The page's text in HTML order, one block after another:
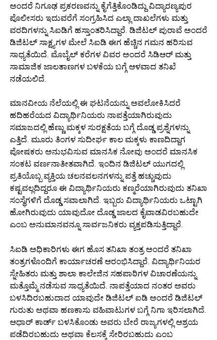
ಅಂದರೆ ನಿಗೂಢ ಪ್ರಕರಣವನ್ನು ಕೈಗೆತ್ತಿಕೊಂಡಿದ್ದು ವಿದ್ಯಾರಣ್ಯಪುರ
ಪೊಲೀಸರು ಇದುವರೆಗೆ ಸಂಗ್ರಹಿಸಿದ ಎಲ್ಲಾ ದಾಖಲೆಗಳು ಮತ್ತು
ವರದಿಗಳನ್ನು ಸಿಐಡಿಗೆ ಹಸ್ತಾಂತರಿಸಿದ್ದಾರೆ. ಡಿಜಿಟಲ್ ಪುರಾವೆ ಅಂದರೆ
ಡಿಜಿಟಲ್ ಸಾಕ್ಷ್ಯಗಳ ಮೇಲೆ ಸಿಐಡಿ ಈಗ ಹೆಚ್ಚಿನ ಗಮನ ಹರಿಸುವ
ಸಾಧ್ಯತೆಯಿದೆ. ಮೊಬೈಲ್ ಕರೆಗಳ ವಿವರ ಅಂದರೆ ಸಿಡಿಆರ್ ಮತ್ತು
ಸಾಮಾಜಿಕ ಜಾಲತಾಣಗಳ ಬಳಕೆಯ ಬಗ್ಗೆ ಆಳವಾದ ತನಿಖೆ
ನಡೆಯಲಿದೆ.
ಮಾನವೀಯ ನೆಲೆಯಲ್ಲಿ ಈ ಘಟನೆಯನ್ನು ಅವಲೋಕಿಸಿದರೆ
ಹದಿಹರೆಯದ ವಿದ್ಯಾರ್ಥಿನಿಯರು ನಾಪತ್ತೆಯಾಗಿರುವುದು
ಸಮಾಜದಲ್ಲಿ ಹೆಣ್ಣು ಮಕ್ಕಳ ಸುರಕ್ಷತೆಯ ಬಗ್ಗೆ ದೊಡ್ಡ ಪ್ರಶ್ನೆಗಳನ್ನು
ಎತ್ತಿದೆ. ಮೂರು ತಿಂಗಳ ಸುದೀರ್ಘ ಕಾಲ ಮಕ್ಕಳು ಕಾಣದಿದ್ದಾಗ
ಪೋಷಕರು ಅನುಭವಿಸುವ ಮಾನಸಿಕ ನೋವು ಅಂದರೆ ಮಾನಸಿಕ
ಸಂಕಟ ವರ್ಣನಾತೀತವಾಗಿದೆ. ಇಂದಿನ ಡಿಜಿಟಲ್ ಯುಗದಲ್ಲಿ
ಪ್ರತಿಯೊಬ್ಬ ವ್ಯಕ್ತಿಯ ಚಲನವಲನಗಳನ್ನು ಪತ್ತೆ ಹಚ್ಚುವುದು
ಕಷ್ಟವಲ್ಲದಿದ್ದರೂ ಈ ವಿದ್ಯಾರ್ಥಿನಿಯರು ಕಣ್ಮರೆಯಾಗಿರುವುದು ತನಿಖಾ
ಸಂಸ್ಥೆಗಳಿಗೆ ದೊಡ್ಡ ಸವಾಲಾಗಿದೆ. ಇಬ್ಬರು ವಿದ್ಯಾರ್ಥಿನಿಯರು ಒಟ್ಟಾಗಿ
ಹೋಗಿರುವುದು ಯಾವುದೋ ದೊಡ್ಡ ಜಾಲದ ಕೈವಾಡವಿರಬಹುದೇ
ಎಂಬ ಅನುಮಾನವನ್ನೂ ಸಾರ್ವಜನಿಕರು ವ್ಯಕ್ತಪಡಿಸುತ್ತಿದ್ದಾರೆ.
ಸಿಐಡಿ ಅಧಿಕಾರಿಗಳು ಈಗ ಹೊಸ ತನಿಖಾ ತಂತ್ರ ಅಂದರೆ ತನಿಖಾ
ತಂತ್ರಗಳೊಂದಿಗೆ ಕಾರ್ಯಾಚರಣೆ ಆರಂಭಿಸಿದ್ದಾರೆ. ವಿದ್ಯಾರ್ಥಿನಿಯರ
ಸ್ನೇಹಿತರು ಮತ್ತು ಶಾಲಾ ಕಾಲೇಜಿನ ಸಹಪಾಠಿಗಳ ವಿಚಾರಣೆಯನ್ನು
ಮತ್ತೊಮ್ಮೆ ನಡೆಸುವ ಸಾಧ್ಯತೆಯಿದೆ. ನಾಪತ್ತೆಯಾದ ನಂತರ ಅವರು
ಬಳಸಿದಿರಬಹುದಾದ ಯಾವುದೇ ಡಿಜಿಟಲ್ ಐಡಿ ಅಂದರೆ ಡಿಜಿಟಲ್
ಗುರುತು ಅಥವಾ ಹಣಕಾಸು ವಹಿವಾಟುಗಳ ಬಗ್ಗೆ ನಿಗಾ ಇರಿಸಲಾಗಿದೆ.
ಆಧಾರ್ ಕಾರ್ಡ್ ಬಳಸಿಕೊಂಡು ಅವರು ಬೇರೆ ರಾಜ್ಯಗಳಲ್ಲಿ ಆಶ್ರಯ
ಪಡೆದಿರಬಹುದು ಅಥವಾ ಕೆಲಸಕ್ಕೆ ಸೇರಿರಬಹುದು ಎಂಬ